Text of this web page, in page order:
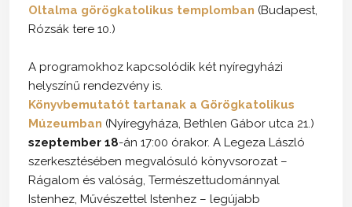
Oltalma görögkatolikus templomban (Budapest,
Rózsák tere 10.)
A programokhoz kapcsolódik két nyíregyházi
helyszínű rendezvény is.
Könyvbemutatót tartanak a Görögkatolikus
Múzeumban (Nyíregyháza, Bethlen Gábor utca 21.)
szeptember 18-án 17:00 órakor. A Legeza László
szerkesztésében megvalósuló könyvsorozat –
Rágalom és valóság, Természettudománnyal
Istenhez, Művészettel Istenhez – legújabb